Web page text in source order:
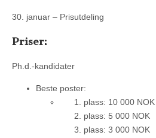
30. januar – Prisutdeling
Priser:
Ph.d.-kandidater
Beste poster:
plass: 10 000 NOK
plass: 5 000 NOK
plass: 3 000 NOK